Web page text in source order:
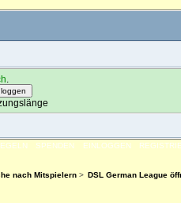
SPENDEN EINLOGGEN
nach Mitspielern> DSL German League